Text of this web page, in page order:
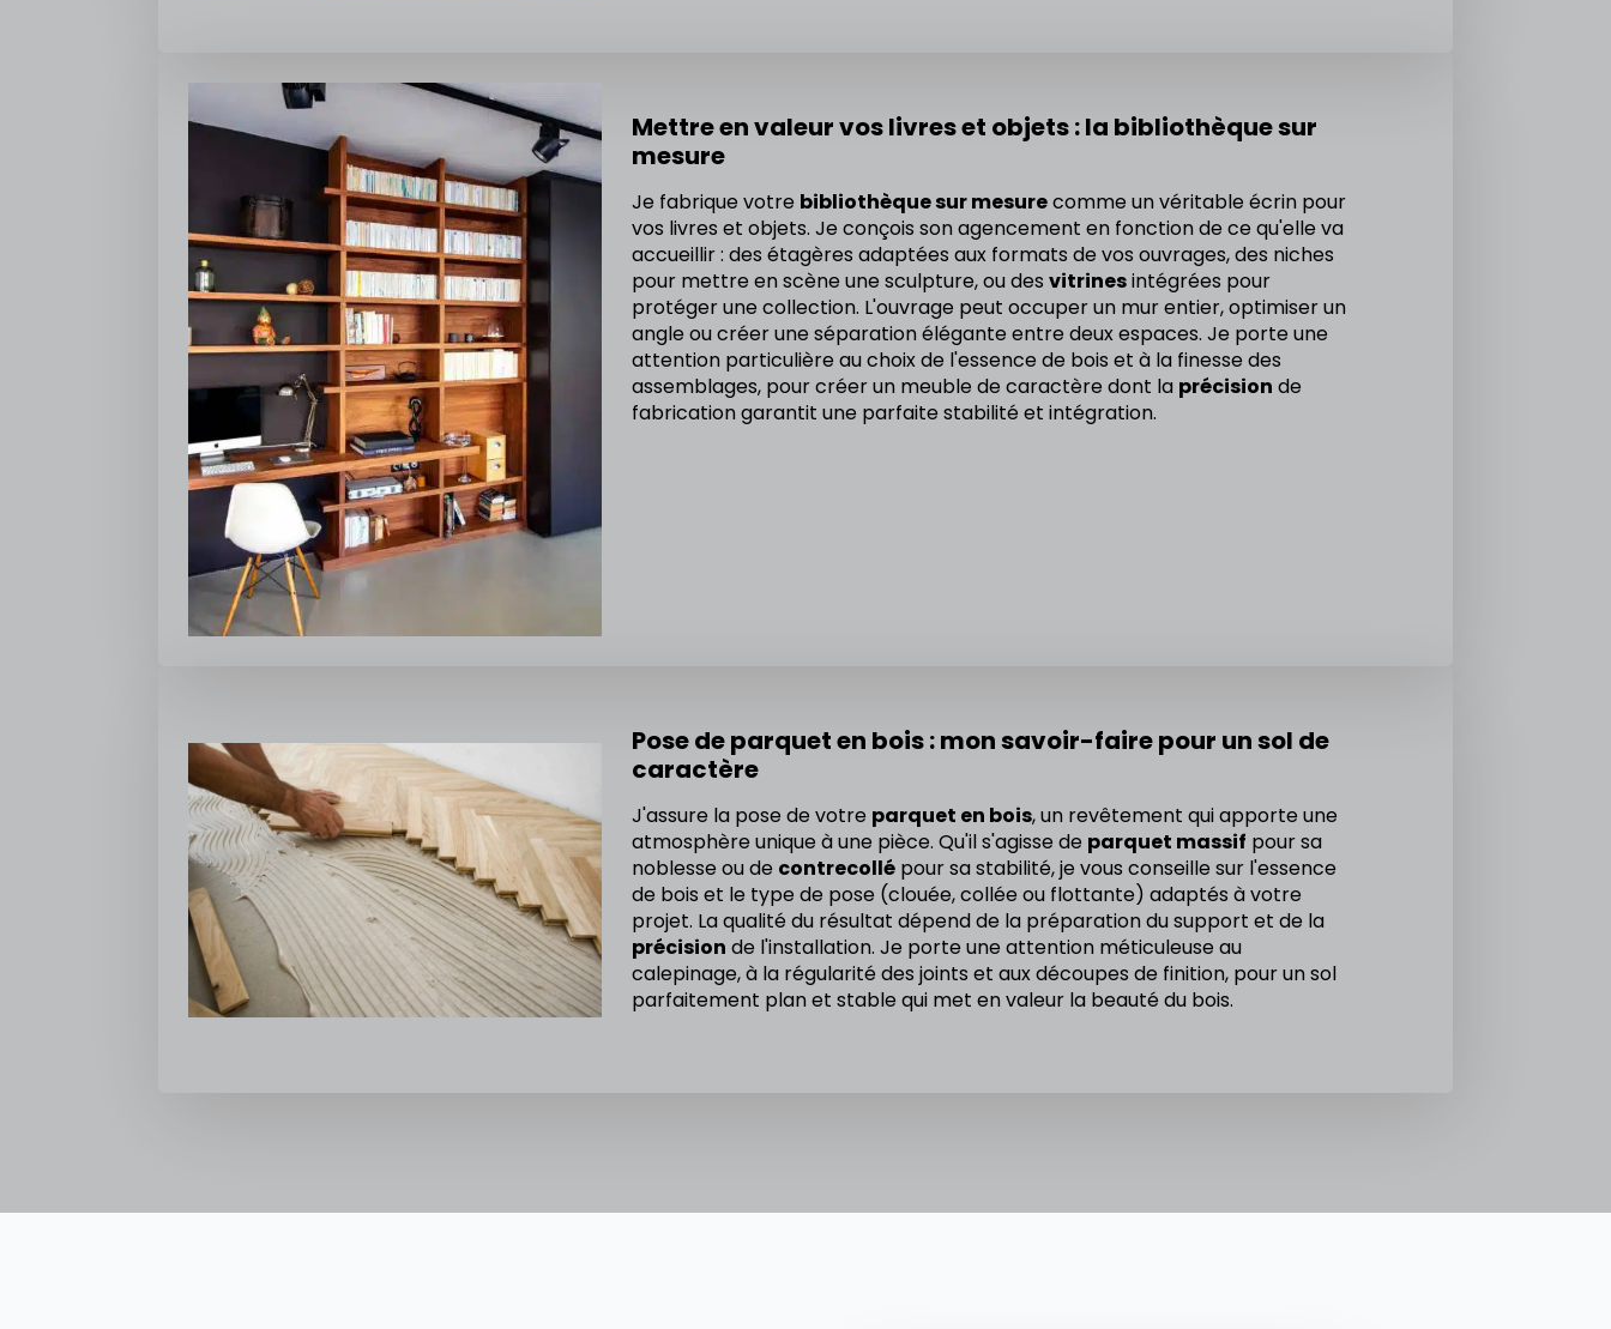
Mettre en valeur vos livres et objets : la bibliothèque sur
mesure
Je fabrique votre bibliothèque sur mesurecomme un véritable écrin pour
vos livres et objets. Je conçois son agencement en fonction de ce qu'elle va
accueillir : des étagères adaptées aux formats de vos ouvrages, des niches
pour mettre en scène une sculpture, ou des vitrinesintégrées pour
protéger une collection. L'ouvrage peut occuper un mur entier, optimiser un
angle ou créer une séparation élégante entre deux espaces. Je porte une
attention particulière au choix de l'essence de bois et à la finesse des
assemblages, pour créer un meuble de caractère dont la précision de
fabrication garantit une parfaite stabilité et intégration.
Pose de parquet en bois : mon savoir-faire pour un sol de
caractère
J'assure la pose de votre parquet en bois, un revêtement qui apporte une
atmosphère unique à une pièce. Qu'il s'agisse de parquet massif pour sa
noblesse ou de contrecollépour sa stabilité, je vous conseille sur l'essence
de bois et le type de pose (clouée, collée ou flottante) adaptés à votre
projet. La qualité du résultat dépend de la préparation du support et de la
précision de l'installation. Je porte une attention méticuleuse au
calepinage, à la régularité des joints et aux découpes de finition, pour un sol
parfaitement plan et stable qui met en valeur la beauté du bois.